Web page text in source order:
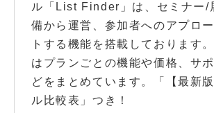
ル「List Finder」は、セミナー/
備から運営、参加者へのアプロ
トする機能を搭載しております
はプランごとの機能や価格、サ
どをまとめています。「【最新
ル比較表」つき！